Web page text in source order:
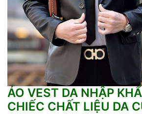
ÁO VEST DA NHẬP
CHIẾC CHẤT LIỆU DA